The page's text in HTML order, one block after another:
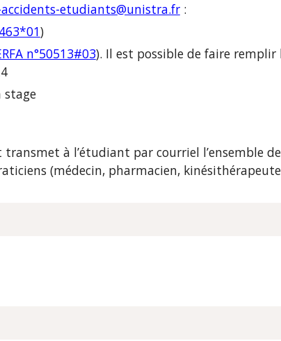
etudiants@unistra.fr:
)
n°50513#03). Il est possible de faire remplir
stage
à l’étudiant par courriel l’ensemble
(médecin, pharmacien,